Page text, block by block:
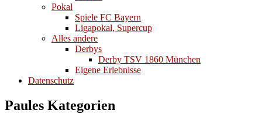
Pokal
Spiele FC Bayern
Ligapokal, Supercup
Alles andere
Derbys
Derby TSV 1860 München
Eigene Erlebnisse
Datenschutz
Paules Kategorien